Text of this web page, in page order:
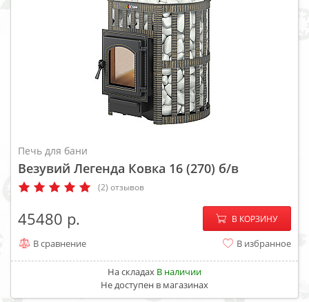
Печь для бани
Везувий Легенда Ковка 16 (270) б/в
(2) отзывов
45480 − +
В КОРЗИНУ
В сравнение В избранное
На складах В наличии
Не доступен в магазинах